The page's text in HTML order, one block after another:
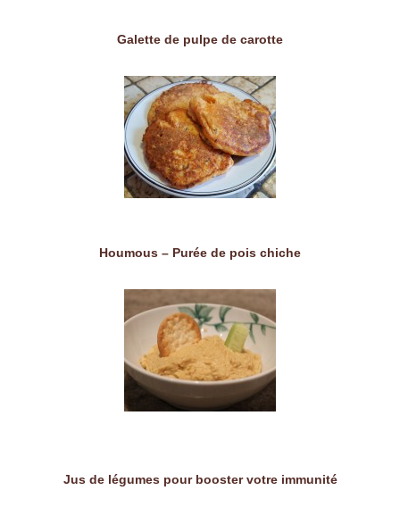
Galette de pulpe de carotte
Houmous – Purée de pois chiche
Jus de légumes pour booster votre immunité